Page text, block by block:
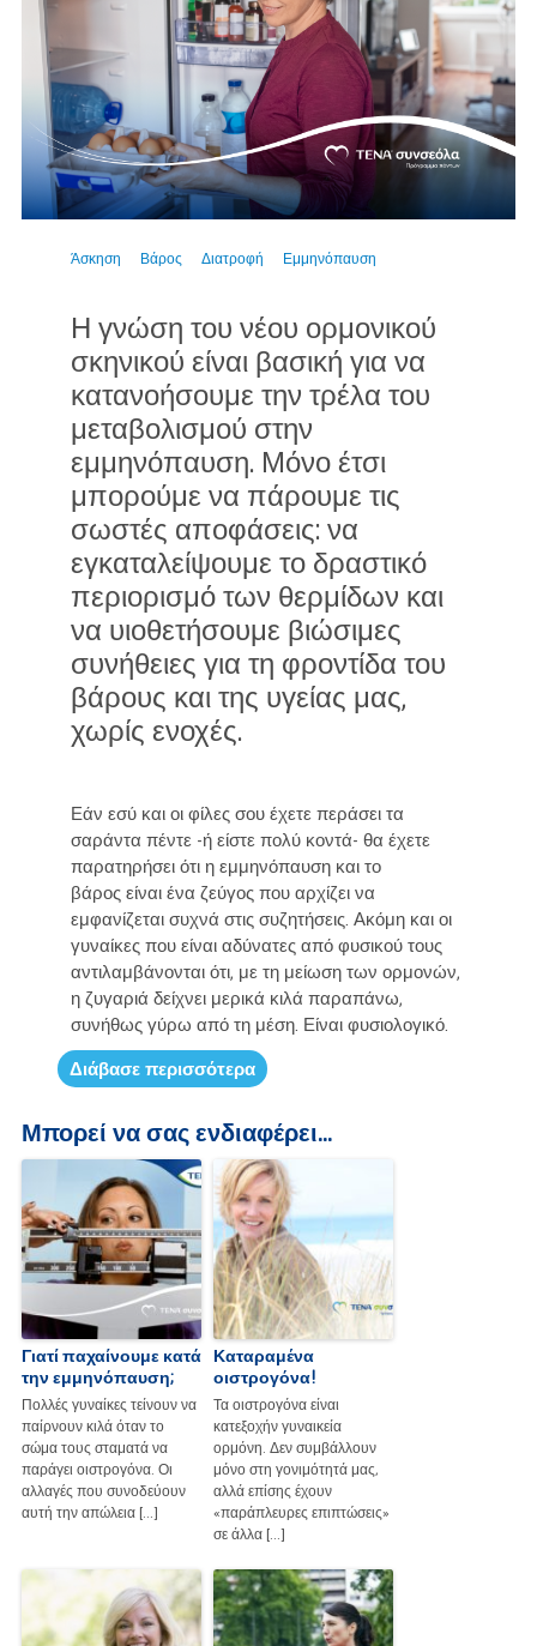
Άσκηση Βάρος Διατροφή Εμμηνόπαυση
Η γνώση του νέου ορμονικού
σκηνικού είναι βασική για να
κατανοήσουμε την τρέλα του
μεταβολισμού στην
εμμηνόπαυση. Μόνο έτσι
μπορούμε να πάρουμε τις
σωστές αποφάσεις: να
εγκαταλείψουμε το δραστικό
περιορισμό των θερμίδων και
να υιοθετήσουμε βιώσιμες
συνήθειες για τη φροντίδα του
βάρους και της υγείας μας,
χωρίς ενοχές.
Εάν εσύ και οι φίλες σου έχετε περάσει τα
σαράντα πέντε -ή είστε πολύ κοντά- θα έχετε
παρατηρήσει ότι η εμμηνόπαυση και το
βάρος είναι ένα ζεύγος που αρχίζει να
εμφανίζεται συχνά στις συζητήσεις. Ακόμη και οι
γυναίκες που είναι αδύνατες από φυσικού τους
αντιλαμβάνονται ότι, με τη μείωση των ορμονών,
η ζυγαριά δείχνει μερικά κιλά παραπάνω,
συνήθως γύρω από τη μέση. Είναι φυσιολογικό.
Διάβασε περισσότερα
Μπορεί να σας ενδιαφέρει...
Γιατί παχαίνουμε κατά
την εμμηνόπαυση;
Πολλές γυναίκες τείνουν να
παίρνουν κιλά όταν το
σώμα τους σταματά να
παράγει οιστρογόνα. Οι
αλλαγές που συνοδεύουν
αυτή την απώλεια […]
Καταραμένα
οιστρογόνα!
Τα οιστρογόνα είναι
κατεξοχήν γυναικεία
ορμόνη. Δεν συμβάλλουν
μόνο στη γονιμότητά μας,
αλλά επίσης έχουν
«παράπλευρες επιπτώσεις»
σε άλλα […]